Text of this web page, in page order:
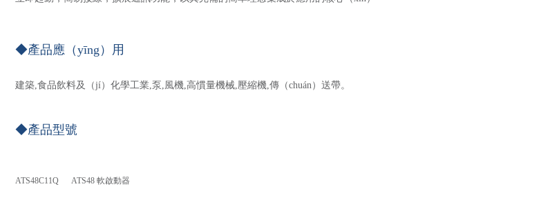
◆產品應（yīng）用
建築,食品飲料及（jí）化學工業,泵,風機,高慣量機械,壓縮機,傳（chuán）送帶。
◆產品型號
ATS48C11Q ATS48 軟啟動器